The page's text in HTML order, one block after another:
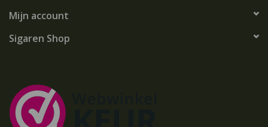
Mijn account
Sigaren Shop